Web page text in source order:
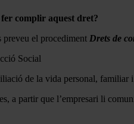
complir aquest dret?
preveu el procediment Drets de
Social
de la vida personal,
a partir que l’empresari li